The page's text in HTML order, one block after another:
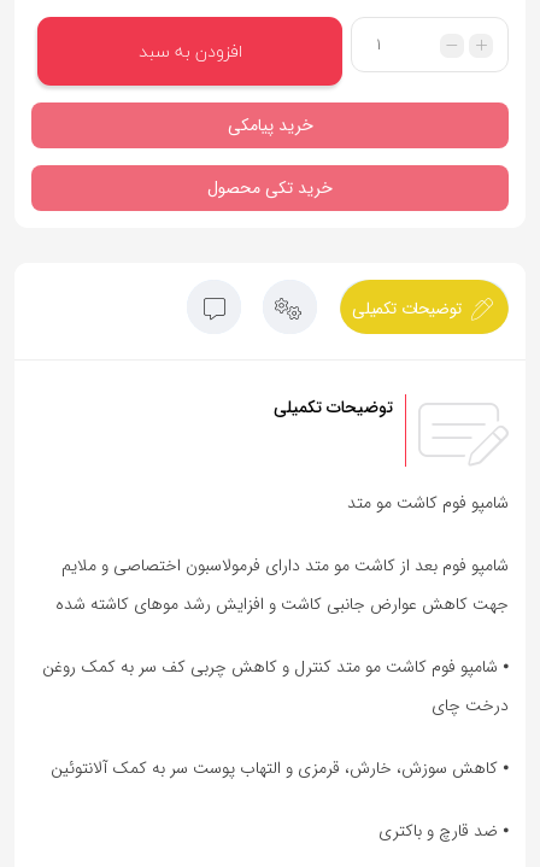
تعداد
افزودن به سبد
خرید پیامکی
خرید تکی محصول
توضیحات تکمیلی
توضیحات تکمیلی
شامپو فوم کاشت مو متد
شامپو فوم بعد از کاشت مو متد دارای فرمولاسبون اختصاصی و ملایم
جهت کاهش عوارض جانبی کاشت و افزایش رشد موهای کاشته شده
⦁ شامپو فوم کاشت مو متد کنترل و کاهش چربی کف سر به کمک روغن
درخت چای
⦁ کاهش سوزش، خارش، قرمزی و التهاب پوست سر به کمک آلانتوئین
⦁ ضد قارچ و باکتری